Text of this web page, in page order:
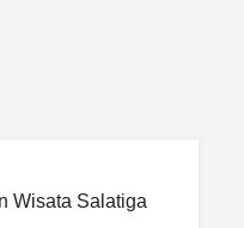
Wisata Salatiga